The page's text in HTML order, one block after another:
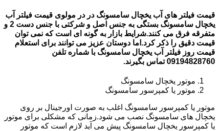
قیمت فیلتر های آب یخچال سامسونگ در در مولوی قیمت فیلتر آب
یخچال سامسونگ بستگی به جنس اصل و شرکتی با جنس دست 2 و
متفرقه فرق می کنند.شرایط بازار به گونه ای است که نمی توان
قیمت دقیق را ذکر کرد.اما دوستان عزیز می توانند برای استعلام
قیمت روز فیلتر آب یخچال سامسونگ با شماره تلفن
09194828760 تماس بگیرند.
موتور یخچال سامسونگ
موتور یا کمپرسور سامسونگ
موتور یا کمپرسور سامسونگ اغلب به صورت اورجینال بر روی
یخچال های سامسونگ نصب می شود.زمانی که مشکلی برای موتور
یا کمپرسور یخچال سامسونگ پیش می آید لازم است که موتور